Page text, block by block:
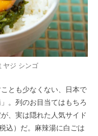
ヤジ シンゴ
とも少なくない、日本で
。列のお目当てはもちろ
、実は隠れた人気サイド
込）だ。麻辣湯に白ごは